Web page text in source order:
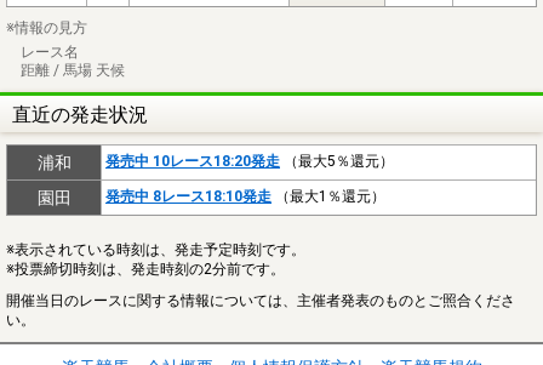
※情報の見方
レース名
距離 / 馬場 天候
直近の発走状況
浦和 発売中 10レース18:20発走 （最大5％還元）
園田 発売中 8レース18:10発走 （最大1％還元）
※表示されている時刻は、発走予定時刻です。
※投票締切時刻は、発走時刻の2分前です。
開催当日のレースに関する情報については、主催者発表のものとご照合くださ
い。